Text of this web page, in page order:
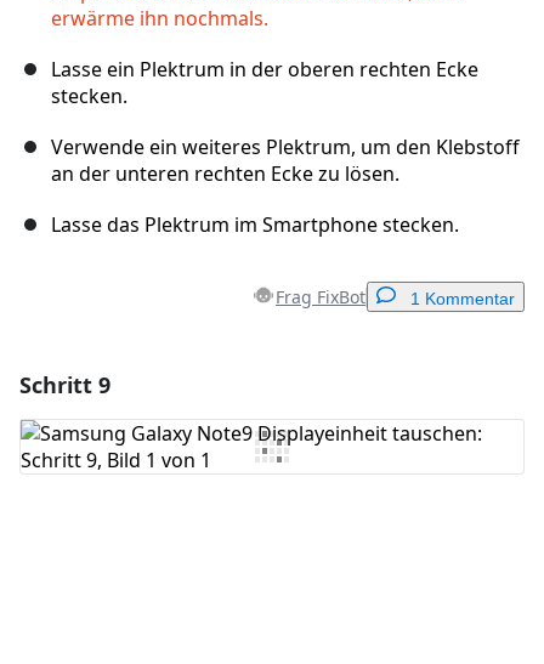
erwärme ihn nochmals.
Lasse ein Plektrum in der oberen rechten Ecke
stecken.
Verwende ein weiteres Plektrum, um den Klebstoff
an der unteren rechten Ecke zu lösen.
Lasse das Plektrum im Smartphone stecken.
Frag FixBot 1 Kommentar
Kommentar hinzufügen
Schritt 9